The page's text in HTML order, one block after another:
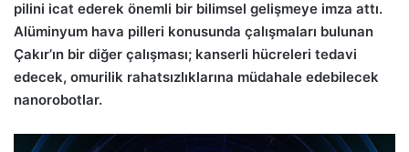
pilini icat ederek önemli bir bilimsel gelişmeye imza attı.
Alüminyum hava pilleri konusunda çalışmaları bulunan
Çakır’ın bir diğer çalışması; kanserli hücreleri tedavi
edecek, omurilik rahatsızlıklarına müdahale edebilecek
nanorobotlar.